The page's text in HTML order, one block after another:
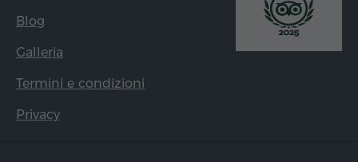
Blog
Galleria
Termini e condizioni
Privacy